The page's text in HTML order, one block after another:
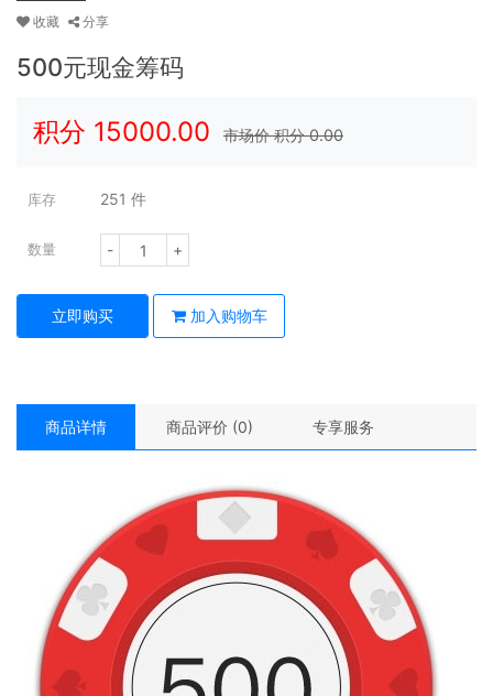
收藏 分享
500元现金筹码
积分 15000.00 市场价 积分0.00
库存 251 件
数量 - +
立即购买 加入购物车
商品详情 商品评价 (0) 专享服务